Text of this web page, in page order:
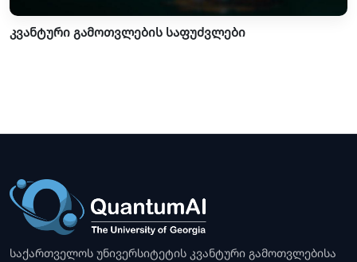
კვანტური გამოთვლების საფუძვლები
საქართველოს უნივერსიტეტის კვანტური გამოთვლებისა